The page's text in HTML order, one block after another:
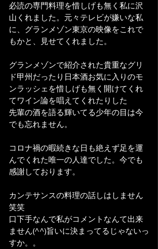
必読の専門料理を惜しげも無く私に沢
山くれました。元々テレビが嫌いな私
に、グランメゾン東京の映像をこれで
もかと、見せてくれました。
グランメゾンで紹介された貴重なグリ
ド甲州だったり日本酒お気に入りのモ
ンラッシェを惜しげも無く開けてくれ
てワイン論を唱えてくれたりした
先輩の酒を語る輝いてる少年の目は今
でも忘れません。
コロナ禍の暇続きな日も絶えず足を運
んでくれた唯一の人達でした。今でも
感謝しております。
カンテサンスの料理の話しはしません
笑笑
口下手なんで私がコメントなんて出来
ません(^^)旨いに決まってるじゃないっ
すか。。